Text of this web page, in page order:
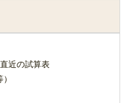
近の試算表